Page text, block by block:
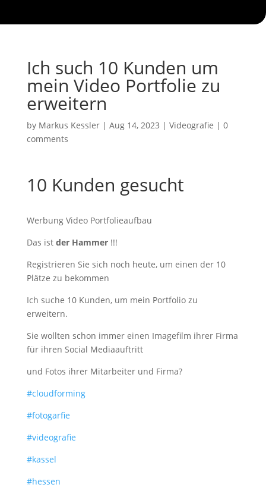
Ich such 10 Kunden um
mein Video Portfolie zu
erweitern
by Markus Kessler| Aug 14, 2023 | Videografie | 0
comments
10 Kunden gesucht
Werbung Video Portfolieaufbau
Das ist der Hammer!!!
Registrieren Sie sich noch heute, um einen der 10
Plätze zu bekommen
Ich suche 10 Kunden, um mein Portfolio zu
erweitern.
Sie wollten schon immer einen Imagefilm ihrer Firma
für ihren Social Mediaauftritt
und Fotos ihrer Mitarbeiter und Firma?
#cloudforming
#fotogarfie
#videografie
#kassel
#hessen